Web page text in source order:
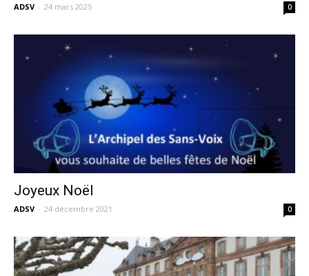
ADSV - 24 mars 2025 0
Joyeux Noël
ADSV - 24 décembre 2021 0